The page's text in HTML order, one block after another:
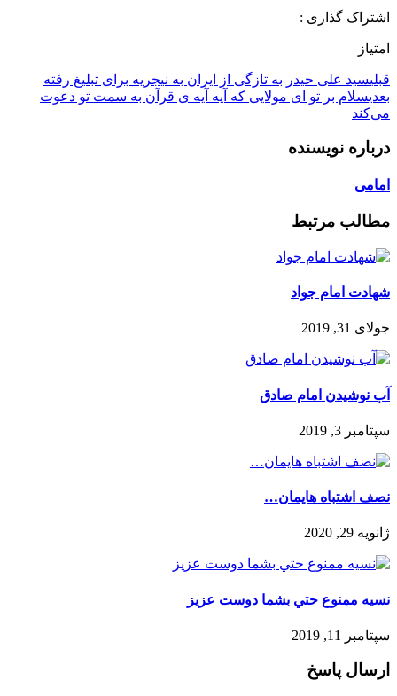
اشتراک گذاری :
امتیاز
قبلیسید علی حیدر به تازگی از ایران به نیجریه برای تبلیغ رفته
بعدیسلام بر تو ای مولایی که آیه آیه ی قرآن به سمت تو دعوت
می‌کند
درباره نویسنده
امامی
مطالب مرتبط
شهادت امام جواد
جولای 31, 2019
آب نوشیدن امام صادق
سپتامبر 3, 2019
نصف اشتباه هایمان…
ژانویه 29, 2020
نسيه ممنوع حتي بشما دوست عزيز
سپتامبر 11, 2019
ارسال پاسخ